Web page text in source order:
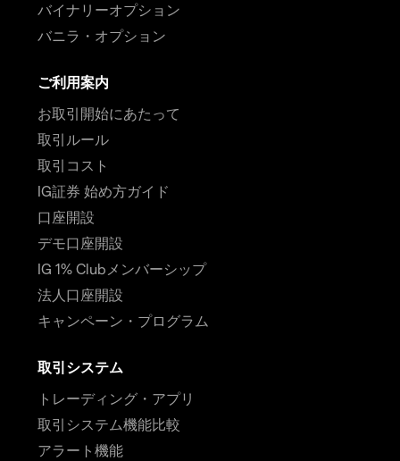
バイナリーオプション
バニラ・オプション
ご利用案内
お取引開始にあたって
取引ルール
取引コスト
IG証券 始め方ガイド
口座開設
デモ口座開設
IG 1% Clubメンバーシップ
法人口座開設
キャンペーン・プログラム
取引システム
トレーディング・アプリ
取引システム機能比較
アラート機能